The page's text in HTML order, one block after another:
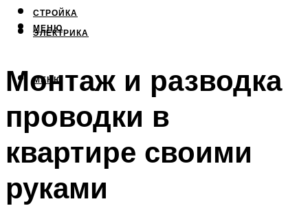
СТРОЙКА
ЭЛЕКТРИКА
МЕНЮ
МЕНЮ
Монтаж и разводка
проводки в
квартире своими
руками